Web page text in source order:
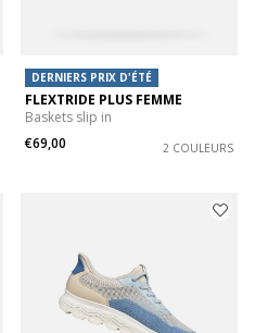
DERNIERS PRIX D'ÉTÉ
FLEXTRIDE PLUS FEMME
Baskets slip in
€69,00
2 COULEURS